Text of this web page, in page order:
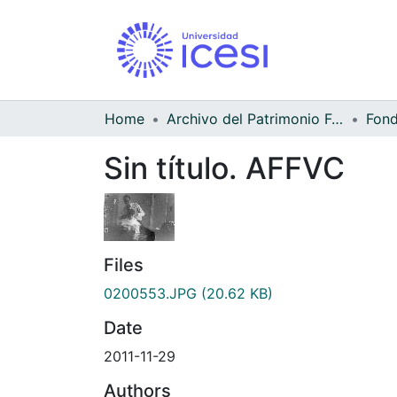
Home Archivo del Patrimonio Fotográfico y Fílmico del Valle del Cauca
Sin título. AFFVC
Files
0200553.JPG (20.62 KB)
Date
2011-11-29
Authors